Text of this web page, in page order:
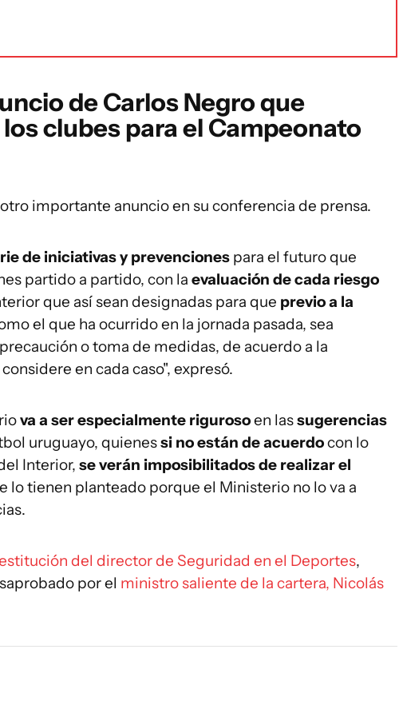
de Carlos Negro que
clubes para el Campeonato
importante anuncio en su conferencia de prensa.
de iniciativas y prevenciones para el futuro que
partido a partido, con la evaluación de cada riesgo
que así sean designadas para que previo a la
el que ha ocurrido en la jornada pasada, sea
o toma de medidas, de acuerdo a la
en cada caso", expresó.
va a ser especialmente rigurosoen lassugerencias
uruguayo, quienessi no están de acuerdocon lo
Interior, se verán imposibilitados de realizar el
lo tienen planteado porque el Ministerio no lo va a
del director de Seguridad en el Deportes,
por el ministro saliente de la cartera, Nicolás